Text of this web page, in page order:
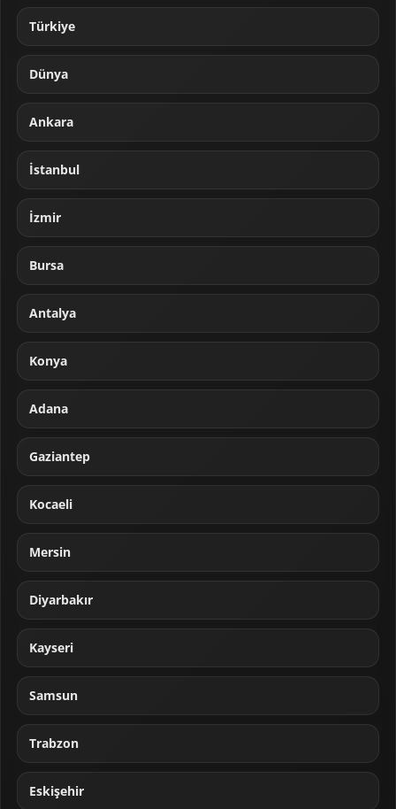
Türkiye
Dünya
Ankara
İstanbul
İzmir
Bursa
Antalya
Konya
Adana
Gaziantep
Kocaeli
Mersin
Diyarbakır
Kayseri
Samsun
Trabzon
Eskişehir